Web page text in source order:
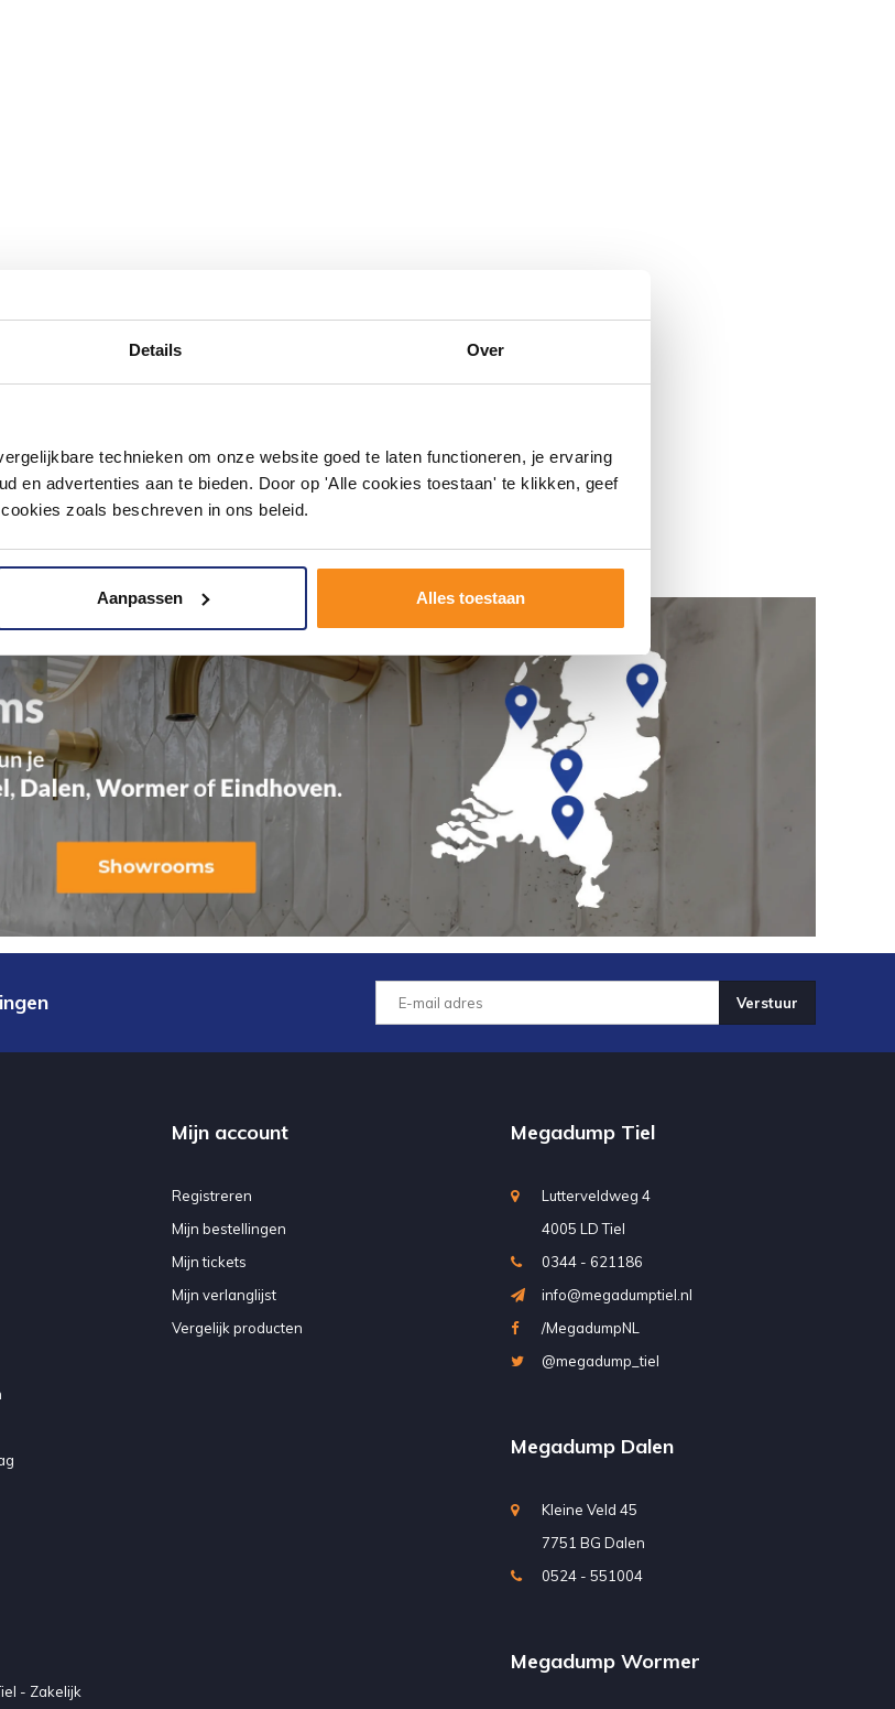
Details Over
technieken om onze website goed te laten functioneren, je ervaring
en advertenties aan te bieden. Door op 'Alle cookies toestaan' te klikken, geef
zoals beschreven in ons beleid.
Aanpassen Alles toestaan
Verstuur
- Zakelijk
Mijn account
Registreren
Mijn bestellingen
Mijn tickets
Mijn verlanglijst
Vergelijk producten
Megadump Tiel
Lutterveldweg 4
4005 LD Tiel
0344 - 621186
info@megadumptiel.nl
/MegadumpNL
@megadump_tiel
Megadump Dalen
Kleine Veld 45
7751 BG Dalen
0524 - 551004
Megadump Wormer